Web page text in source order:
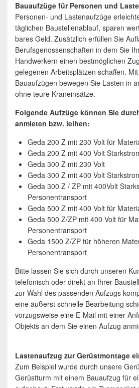
Bauaufzüge für Personen und
Personen- und Lastenaufzüge
täglichen Baustellenablauf, sparen
bares Geld. Zusätzlich erfüllen Sie
Berufsgenossenschaften in dem Sie
Handwerkern einen bestmöglichen
gelegenen Arbeitsplätzen schaffen.
Bauaufzügen bewegen Sie Lasten in
ohne teure Kraneinsätze.
Folgende Aufzüge können Sie
anmieten bzw. leihen:
Geda 200 Z mit 230 Volt für
Geda 200 Z mit 400 Volt
Geda 300 Z mit 230 Volt
Geda 300 Z mit 400 Volt
Geda 300 Z / ZP mit 400Volt
Personentransport
Geda 500 Z mit 400 Volt für
Geda 500 Z/ZP mit 400 Volt für
Personentransport
Geda 1500 Z/ZP für höheren
Personentransport
Bitte lassen Sie sich durch unseren
telefonisch oder direkt an Ihrer
zur Wahl des passenden Aufzugs
eine äußerst schnelle Bearbeitung
vorzugsweise eine E-Mail mit einer
Objekts an dem Sie einen Aufzug
Lastenaufzug zur Gerüstmontage
Zum Beispiel wurde durch unsere
Gerüstturm mit einem Bauaufzug für